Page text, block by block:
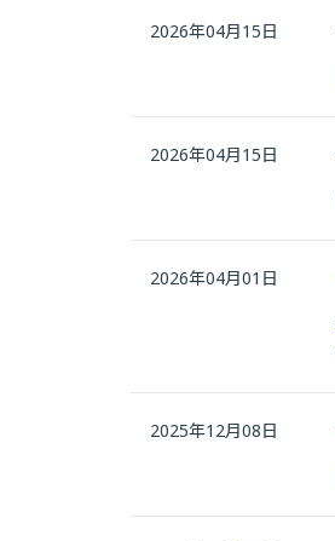
2026年04月15日
2026年04月15日
2026年04月01日
2025年12月08日